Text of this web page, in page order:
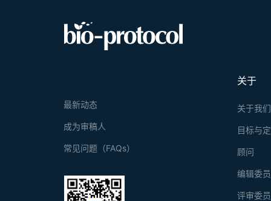
关于
关于我们
目标与
顾问
编辑委
评审委
最新动态
成为审稿人
常见问题（FAQs）